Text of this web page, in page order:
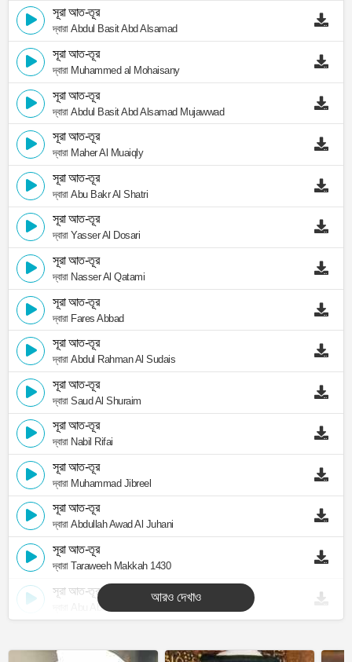
সূরা আত-তূর
দ্বারা Abdul Basit Abd Alsamad
সূরা আত-তূর
দ্বারা Muhammed al Mohaisany
সূরা আত-তূর
দ্বারা Abdul Basit Abd Alsamad Mujawwad
সূরা আত-তূর
দ্বারা Maher Al Muaiqly
সূরা আত-তূর
দ্বারা Abu Bakr Al Shatri
সূরা আত-তূর
দ্বারা Yasser Al Dosari
সূরা আত-তূর
দ্বারা Nasser Al Qatami
সূরা আত-তূর
দ্বারা Fares Abbad
সূরা আত-তূর
দ্বারা Abdul Rahman Al Sudais
সূরা আত-তূর
দ্বারা Saud Al Shuraim
সূরা আত-তূর
দ্বারা Nabil Rifai
সূরা আত-তূর
দ্বারা Muhammad Jibreel
সূরা আত-তূর
দ্বারা Abdullah Awad Al Juhani
সূরা আত-তূর
দ্বারা Taraweeh Makkah 1430
সূরা আত-তূর
দ্বারা Abu Abdullah Al Mudhaffar
আরও দেখাও